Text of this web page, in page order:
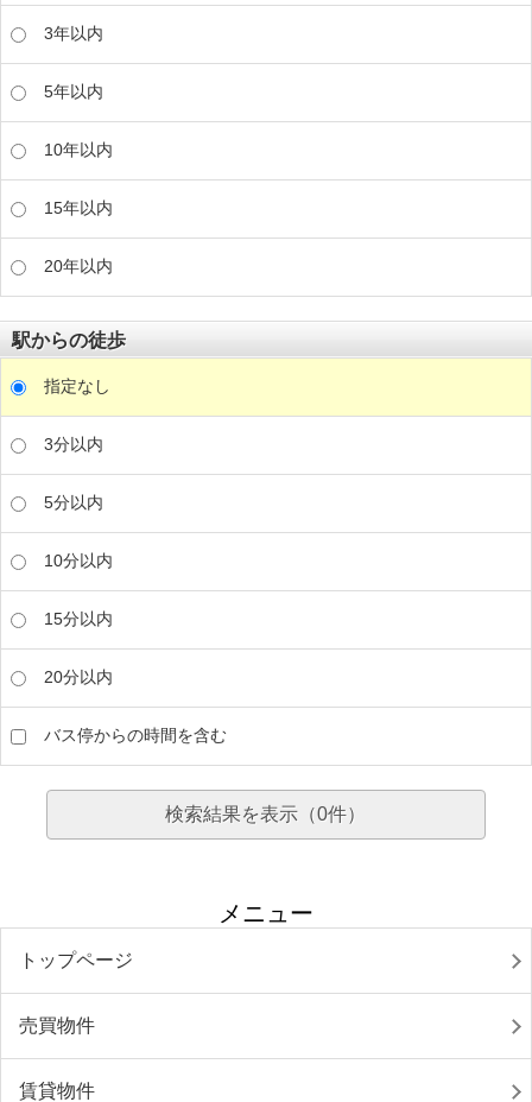
3年以内
5年以内
10年以内
15年以内
20年以内
駅からの徒歩
指定なし
3分以内
5分以内
10分以内
15分以内
20分以内
バス停からの時間を含む
検索結果を表示（0件）
メニュー
トップページ
売買物件
賃貸物件